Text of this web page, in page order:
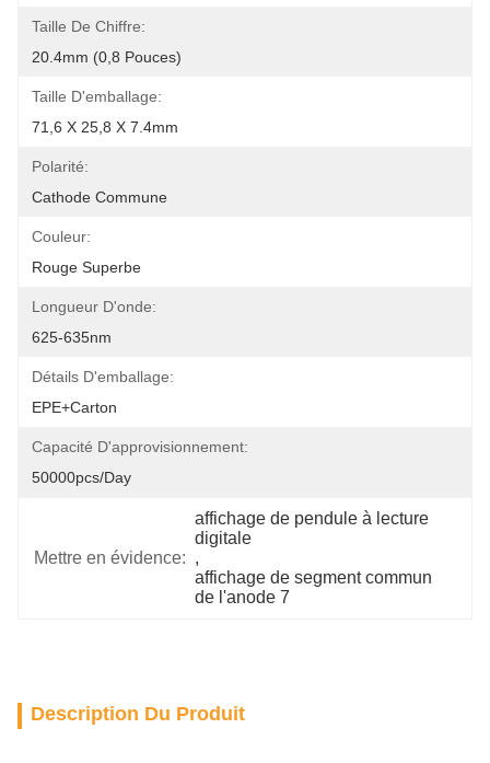
Taille De Chiffre:
20.4mm (0,8 Pouces)
Taille D'emballage:
71,6 X 25,8 X 7.4mm
Polarité:
Cathode Commune
Couleur:
Rouge Superbe
Longueur D'onde:
625-635nm
Détails D'emballage:
EPE+carton
Capacité D'approvisionnement:
50000pcs/day
Mettre en évidence:
affichage de pendule à lecture
digitale
,
affichage de segment commun
de l'anode 7
Description Du Produit